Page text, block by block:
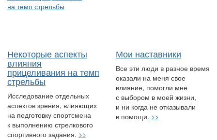
Некоторые аспекты
влияния
прицеливания на темп
стрельбы
Исследование отдельных
аспектов зрения, влияющих
на подготовку спортсмена
к выполнению стрелкового
спортивного задания. >>
Мои наставники
Все эти люди в разное время
оказали на меня свое
влияние, помогли мне
с выбором в моей жизни,
и ни когда не отказывали
в помощи. >>